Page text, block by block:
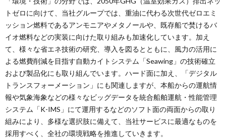
トゼロに向けて、当社グループでは、重油に代わる次世代ゼロエミ
ッション燃料であるアンモニアやメタノールや、既存船で焚けるバ
イオ燃料などの実装に向けた取り組みも加速化しています。加え
て、様々な省エネ技術の研究、導入を図るとともに、風力の活用に
よる燃費削減を目指す自動カイトシステム「Seawing」の技術確立
および製品化にも取り組んでいます。ハード面に加え、「デジタル
トランスフォーメーション」にも関連しますが、本船からの運航情
報や気象海象などの様々なビッグデータを統合船舶運航・性能管理
システム「K-IMS」にて運用するなどのソフト面の両面からの取り
組みにより、多様な選択肢に備えて、当社サービスに最適なものを
採用すべく、全社の環境戦略を推進していきます。